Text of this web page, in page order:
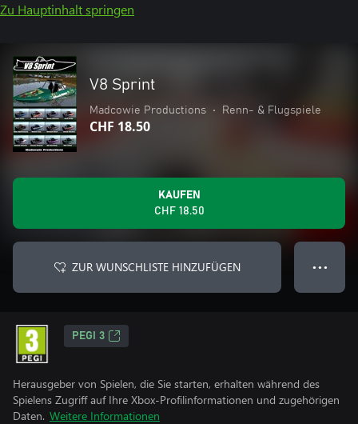
Zu Hauptinhalt springen
V8 Sprint
Madcowie Productions • Renn- & Flugspiele
CHF 18.50
KAUFEN
CHF 18.50
ZUR WUNSCHLISTE HINZUFÜGEN ● ● ●
PEGI 3
Herausgeber von Spielen, die Sie starten, erhalten während des
Spielens Zugriff auf Ihre Xbox-Profilinformationen und zugehörigen
Daten. Weitere Informationen